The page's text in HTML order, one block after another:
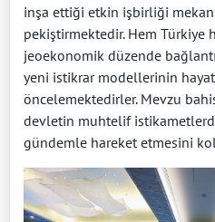
inşa ettiği etkin işbirliği
pekiştirmektedir. Hem Türkiye
jeoekonomik düzende
yeni istikrar modellerinin
öncelemektedirler. Mevzu
devletin muhtelif
gündemle hareket etmesini